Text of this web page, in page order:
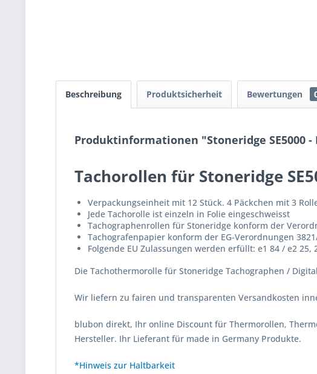
Beschreibung Produktsicherheit Bewertungen
Produktinformationen "Stoneridge SE5000
Tachorollen für Stoneridge
Verpackungseinheit mit 12 Stück. 4 Päckchen mit 3
Jede Tachorolle ist einzeln in Folie eingeschweisst
Tachographenrollen für Stoneridge konform der
Tachografenpapier konform der EG-Verordnungen
Folgende EU Zulassungen werden erfüllt: e1 84 / e2 25,
Die Tachothermorolle für Stoneridge Tachographen /
Wir liefern zu fairen und transparenten Versandkosten
blubon direkt, Ihr online Discount für Thermorollen,
Hersteller. Ihr Lieferant für made in Germany Produkte.
*Hinweis zur Haltbarkeit